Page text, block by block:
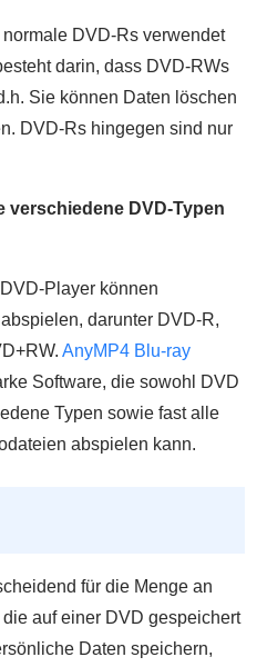
DVD-Rs verwendet
darin, dass DVD-RWs
Sie können Daten löschen
DVD-Rs hingegen sind nur
verschiedene DVD-Typen
Player können
darunter DVD-R,
AnyMP4 Blu-ray
Software, die sowohl DVD
Typen sowie fast alle
abspielen kann.
für die Menge an
auf einer DVD gespeichert
Daten speichern,